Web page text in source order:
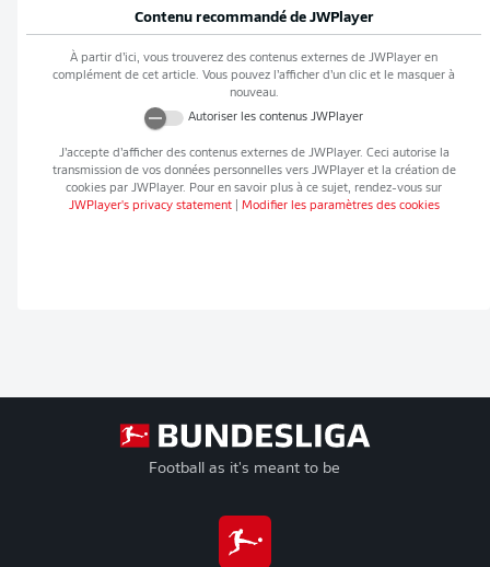
Contenu recommandé de JWPlayer
À partir d’ici, vous trouverez des contenus externes de JWPlayer en
complément de cet article. Vous pouvez l’afficher d’un clic et le masquer à
nouveau.
Autoriser les contenus JWPlayer
J’accepte d’afficher des contenus externes de JWPlayer. Ceci autorise la
transmission de vos données personnelles vers JWPlayeret la création de
cookies par JWPlayer. Pour en savoir plus à ce sujet, rendez-vous sur
JWPlayer's privacy statement| Modifier les paramètres des cookies
Football as it's meant to be